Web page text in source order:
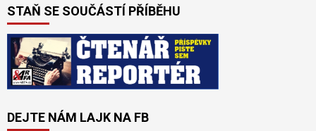
STAŇ SE SOUČÁSTÍ PŘÍBĚHU
DEJTE NÁM LAJK NA FB